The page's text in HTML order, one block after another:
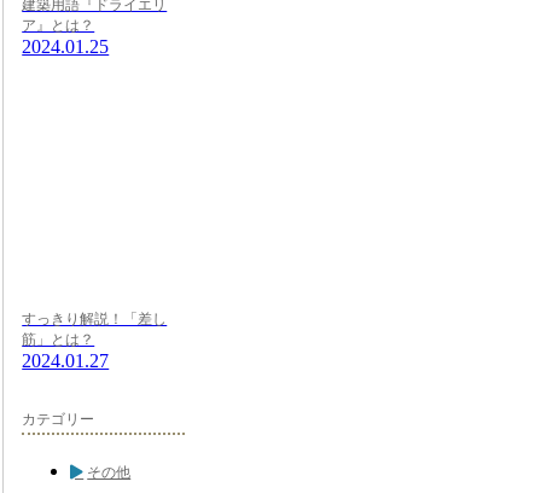
建築用語『ドライエリ
ア』とは？
2024.01.25
すっきり解説！「差し
筋」とは？
2024.01.27
カテゴリー
その他